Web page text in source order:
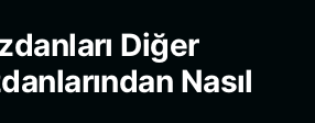
Diğer
Nasıl